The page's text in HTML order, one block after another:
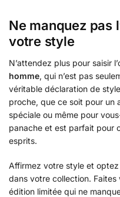
Ne manquez pas
votre style
N’attendez plus pour saisir
homme, qui n’est pas
véritable déclaration de
proche, que ce soit pour un
spéciale ou même pour
panache et est parfait pour
esprits.
Affirmez votre style et
dans votre collection. Faites
édition limitée qui ne